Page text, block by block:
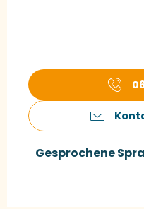
Gesprochene
Gesprochene